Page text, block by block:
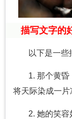
描写文字的
以下是一些
1. 那个黄昏
将天际染成一片
2. 她的笑